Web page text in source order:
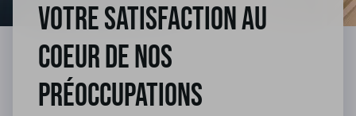
Votre satisfaction au
coeur de nos
préoccupations